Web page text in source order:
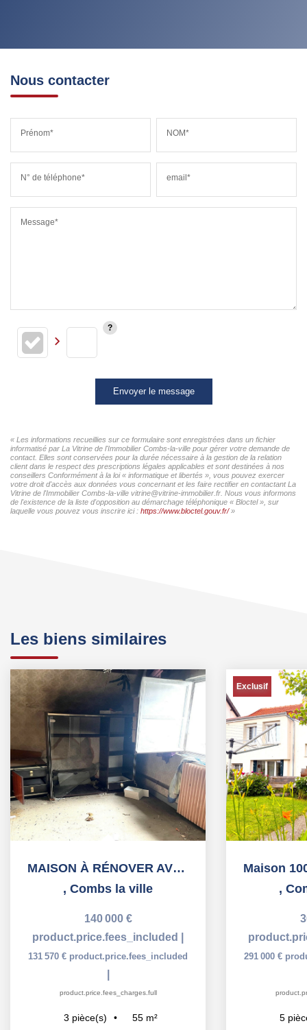
Nous contacter
Prénom* NOM*
N° de téléphone* email*
Message*
Envoyer le message
« Les informations recueillies sur ce formulaire sont enregistrées dans un fichier
informatisé par La Vitrine de l'Immobilier Combs-la-ville pour gérer votre demande de
contact. Elles sont conservées pour la durée nécessaire à la gestion de la relation
client dans le respect des prescriptions légales applicables et sont destinées à nos
conseillers Conformément à la loi « informatique et libertés », vous pouvez exercer
votre droit d'accès aux données vous concernant et les faire rectifier en contactant La
Vitrine de l'Immobilier Combs-la-ville vitrine@vitrine-immobilier.fr. Nous vous informons
de l'existence de la liste d'opposition au démarchage téléphonique « Bloctel », sur
laquelle vous pouvez vous inscrire ici : https://www.bloctel.gouv.fr/»
Les biens similaires
MAISON À RÉNOVER AVEC GARAGE CENTRE BOURG FORT POTENTIEL...
, Combs la ville
140 000 €
product.price.fees_included
131 570 € product.price.fees_included
product.price.fees_charges.full
3 pièce(s) 55 m²
Exclusif
,
291 000 €
5